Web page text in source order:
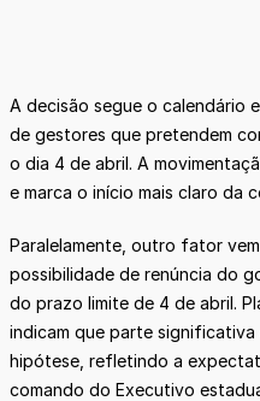
A decisão segue o calendário
de gestores que pretendem
o dia 4 de abril. A
e marca o início mais claro da
Paralelamente, outro fator
possibilidade de renúncia do
do prazo limite de 4 de abril.
indicam que parte
hipótese, refletindo a
comando do Executivo